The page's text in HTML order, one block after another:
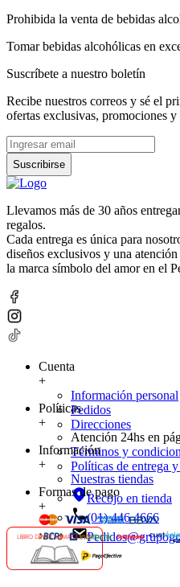
Prohibida la venta de bebidas
Tomar bebidas alcohólicas en
Suscríbete a nuestro boletín
Recibe nuestros correos y sé el
ofertas exclusivas, promociones y
Suscribirse
Llevamos más de 30 años
regalos.
Cada entrega es única para
diseños exclusivos y una
la marca símbolo del amor en el
Cuenta
+
Información personal
Pedidos
Direcciones
Políticas
+
Atención 24hs en
Términos y
Políticas de entrega
Información
+
Nuestras tiendas
Recojo en tienda
(01) 446 4666
Formas de pago
+